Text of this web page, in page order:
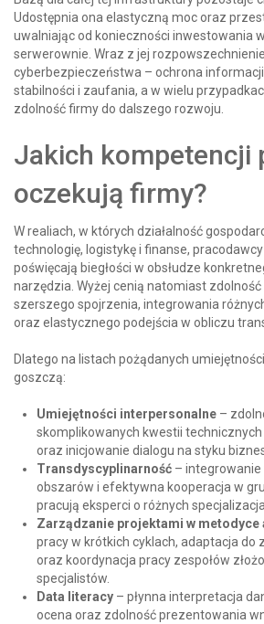
Udostępnia ona elastyczną moc oraz
uwalniając od konieczności inwestowania
serwerownie. Wraz z jej
cyberbezpieczeństwa – ochrona
stabilności i zaufania, a w wielu
zdolność firmy do dalszego rozwoju.
Jakich kompetencji
oczekują firmy?
W realiach, w których działalność
technologię, logistykę i finanse,
poświęcają biegłości w obsłudze
narzędzia. Wyżej cenią natomiast
szerszego spojrzenia, integrowania
oraz elastycznego podejścia w obliczu
Dlatego na listach pożądanych
goszczą:
Umiejętności interpersonalne –
skomplikowanych kwestii
oraz inicjowanie dialogu na styku
Transdyscyplinarność –
obszarów i efektywna kooperacja w
pracują eksperci o różnych
Zarządzanie projektami w metodyce
pracy w krótkich cyklach, adaptacja do
oraz koordynacja pracy zespołów
specjalistów.
Data literacy – płynna interpretacja
ocena oraz zdolność prezentowania